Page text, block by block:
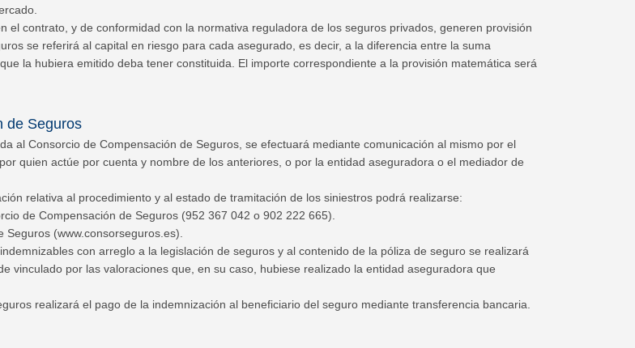
el contrato, y de conformidad con la normativa reguladora de los seguros privados, generen provisión
se referirá al capital en riesgo para cada asegurado, es decir, a la diferencia entre la suma
la hubiera emitido deba tener constituida. El importe correspondiente a la provisión matemática será
de Seguros
al Consorcio de Compensación de Seguros, se efectuará mediante comunicación al mismo por el
quien actúe por cuenta y nombre de los anteriores, o por la entidad aseguradora o el mediador de
relativa al procedimiento y al estado de tramitación de los siniestros podrá realizarse:
de Compensación de Seguros (952 367 042 o 902 222 665).
Seguros (www.consorseguros.es).
con arreglo a la legislación de seguros y al contenido de la póliza de seguro se realizará
vinculado por las valoraciones que, en su caso, hubiese realizado la entidad aseguradora que
realizará el pago de la indemnización al beneficiario del seguro mediante transferencia bancaria.